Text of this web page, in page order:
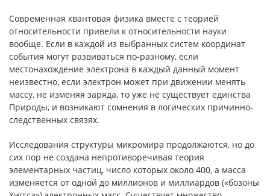
Современная квантовая физика вместе с теорией
относительности привели к относительности науки
вообще. Если в каждой из выбранных систем координат
события могут развиваться по-разному, если
местонахождение электрона в каждый данный момент
неизвестно, если электрон может при движении менять
массу, не изменяя заряда, то уже не существует единства
Природы, и возникают сомнения в логических причинно-
следственных связях.
Исследования структуры микромира продолжаются, но до
сих пор не создана непротиворечивая теория
элементарных частиц, число которых около 400, а масса
изменяется от одной до миллионов и миллиардов («бозоны